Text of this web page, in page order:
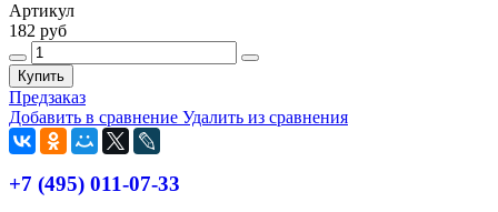
Артикул
182 руб
Купить
Предзаказ
Добавить в сравнение Удалить из сравнения
+7 (495) 011-07-33